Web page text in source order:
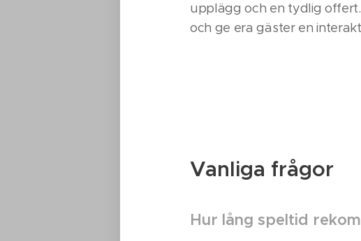
upplägg och en tydlig
och ge era gäster en
Vanliga frågor
Hur lång speltid